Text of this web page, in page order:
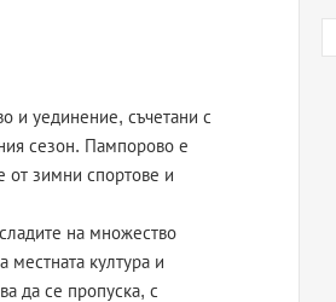
и уединение, съчетани с
сезон. Пампорово е
от зимни спортове и
на множество
култура и
да се пропуска, с